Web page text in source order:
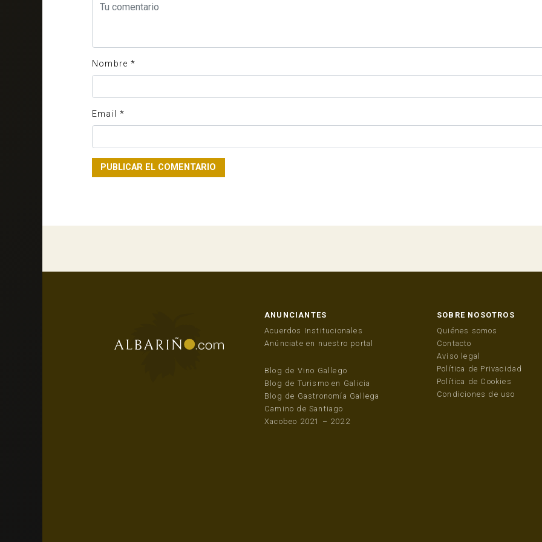
Nombre *
Email *
ANUNCIANTES
Acuerdos Institucionales
Anúnciate en nuestro portal
Blog de Vino Gallego
Blog de Turismo en Galicia
Blog de Gastronomía Gallega
Camino de Santiago
Xacobeo 2021 – 2022
SOBRE NOSOTROS
Quiénes somos
Contacto
Aviso legal
Política de Privacidad
Política de Cookies
Condiciones de uso